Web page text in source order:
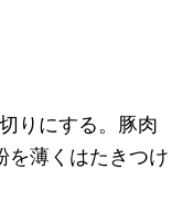
りにする。豚肉
を薄くはたきつけ